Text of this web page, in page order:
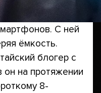
С ней
ёмкость.
блогер с
на протяжении
8-